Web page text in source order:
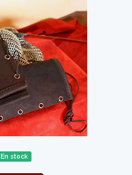
En stock